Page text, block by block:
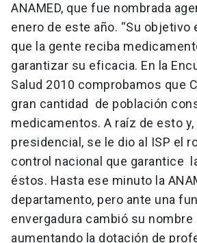
ANAMED, que fue nombrada
enero de este año. “Su objetivo
que la gente reciba
garantizar su eficacia. En la
Salud 2010 comprobamos que
gran cantidad de población
medicamentos. A raíz de esto
presidencial, se le dio al ISP el
control nacional que garantice
éstos. Hasta ese minuto la
departamento, pero ante una
envergadura cambió su nombre
aumentando la dotación de